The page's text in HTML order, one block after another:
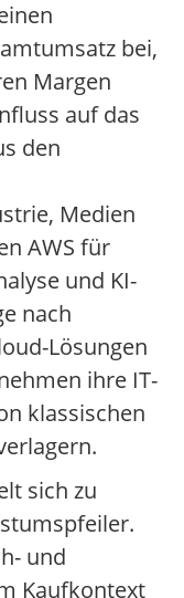
bei,
Margen
auf das
den
Medien
AWS für
und KI-
nach
Lösungen
ihre IT-
klassischen
sich zu
und
Kaufkontext